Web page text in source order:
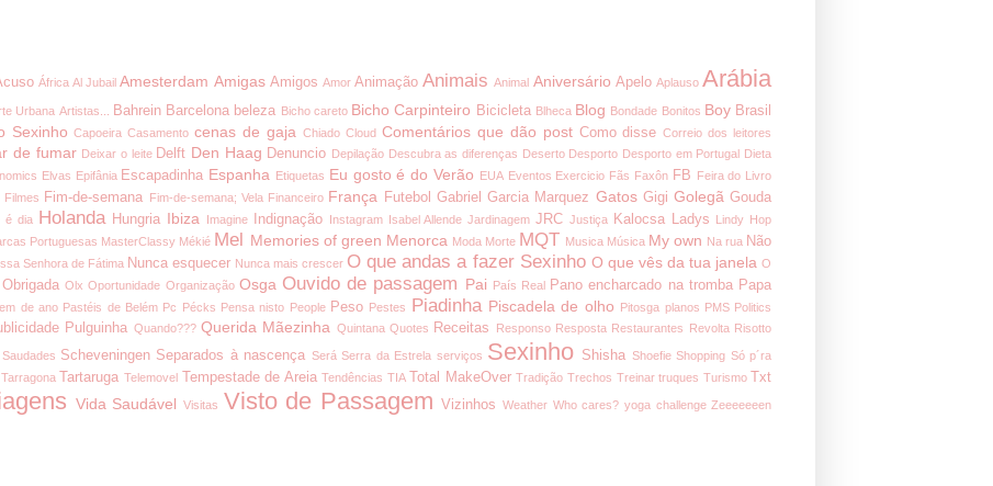
África Al Jubail Amesterdam Amigas Amigos Amor Animação Animais Animal Aniversário Apelo Aplauso Arábia
Urbana Artistas... Bahrein Barcelona beleza Bicho careto Bicho Carpinteiro Bicicleta Blheca Blog Bondade Bonitos Boy Brasil
Sexinho Capoeira Casamento cenas de gaja Chiado Cloud Comentários que dão post Como disse Correio dos leitores
de fumar Deixar o leite Delft Den Haag Denuncio Depilação Descubra as diferenças Deserto Desporto Desporto em Portugal Dieta
Elvas Epifânia Escapadinha Espanha Etiquetas Eu gosto é do Verão EUA Eventos Exercicio Fãs Faxôn FB Feira do Livro
Filmes Fim-de-semana Fim-de-semana; Vela Financeiro França Futebol Gabriel Garcia Marquez Gatos Gigi Golegã Gouda
é dia Holanda Hungria Ibiza Imagine Indignação Instagram Isabel Allende Jardinagem JRC Justiça Kalocsa Ladys Lindy Hop
Portuguesas MasterClassy Mékié Mel Memories of green Menorca Moda Morte MQT Musica Música My own Na rua Não
Senhora de Fátima Nunca esquecer Nunca mais crescer O que andas a fazer Sexinho O que vês da tua janela O
Obrigada Olx Oportunidade Organização Osga Ouvido de passagem Pai País Real Pano encharcado na tromba Papa
de ano Pastéis de Belém Pc Pécks Pensa nisto People Peso Pestes Piadinha Piscadela de olho Pitosga planos PMS Politics
Pulguinha Quando??? Querida Mãezinha Quintana Quotes Receitas Responso Resposta Restaurantes Revolta Risotto
Saudades Scheveningen Separados à nascença Será Serra da Estrela serviços Sexinho Shisha Shoefie Shopping Só p´ra
Tarragona Tartaruga Telemovel Tempestade de Areia Tendências TIA Total MakeOver Tradição Trechos Treinar truques Turismo Txt
Vida Saudável Visitas Visto de Passagem Vizinhos Weather Who cares? yoga challenge Zeeeeeeen